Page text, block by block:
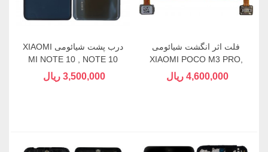
فلت اثر انگشت شیائومی
XIAOMI POCO M3 PRO,
NOTE 10 5G
4,600,000 ریال
درب پشت شیائومی XIAOMI
MI NOTE 10 , NOTE 10
PRO
3,500,000 ریال